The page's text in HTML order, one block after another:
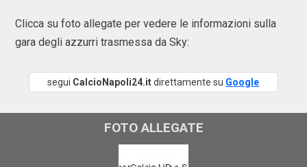
Clicca su foto allegate per vedere le informazioni sulla
gara degli azzurri trasmessa da Sky:
segui CalcioNapoli24.itdirettamente su Google
FOTO ALLEGATE